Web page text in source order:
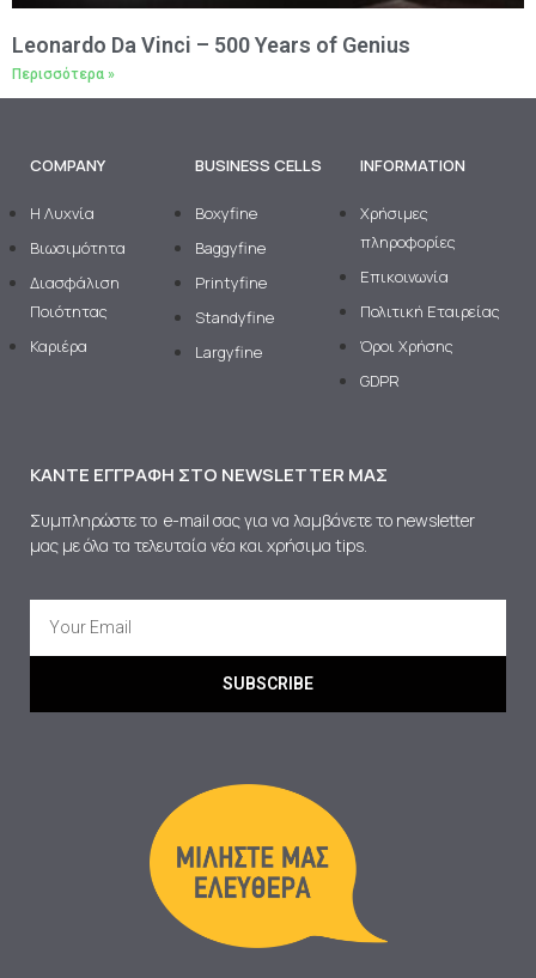
Leonardo Da Vinci – 500 Years of Genius
Περισσότερα »
COMPANY
H Λυχνία
Βιωσιμότητα
Διασφάλιση
Ποιότητας
Καριέρα
BUSINESS CELLS
Boxyfine
Baggyfine
Printyfine
Standyfine
Largyfine
INFORMATION
Χρήσιμες
πληροφορίες
Επικοινωνία
Πολιτική Εταιρείας
Όροι Χρήσης
GDPR
ΚΆΝΤΕ ΕΓΓΡΑΦΉ ΣΤΟ NEWSLETTER ΜΑΣ
Συμπληρώστε το e-mail σας για να λαμβάνετε το newsletter
μας με όλα τα τελευταία νέα και χρήσιμα tips.
SUBSCRIBE